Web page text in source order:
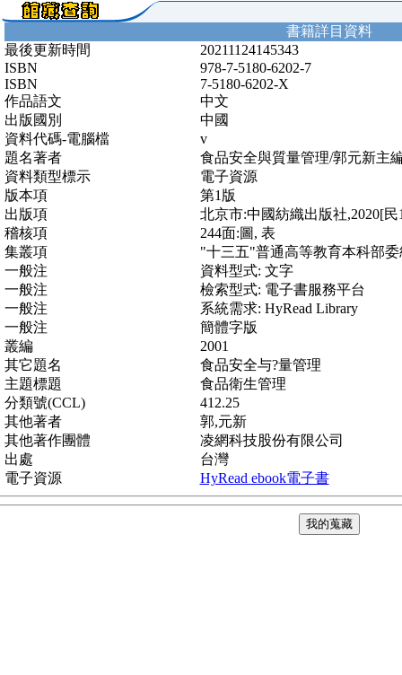
書籍詳目資料
最後更新時間
20211124145343
ISBN
978-7-5180-6202-7
ISBN
7-5180-6202-X
作品語文
中文
出版國別
中國
資料代碼-電腦檔
v
題名著者
食品安全與質量管理/郭元新主
資料類型標示
電子資源
版本項
第1版
出版項
北京市:中國紡織出版社,2020[民
稽核項
244面:圖, 表
集叢項
"十三五"普通高等教育本科部
一般注
資料型式: 文字
一般注
檢索型式: 電子書服務平台
一般注
系統需求: HyRead Library
一般注
簡體字版
叢編
2001
其它題名
食品安全与?量管理
主題標題
食品衛生管理
分類號(CCL)
412.25
其他著者
郭,元新
其他著作團體
凌網科技股份有限公司
出處
台灣
電子資源
HyRead ebook電子書